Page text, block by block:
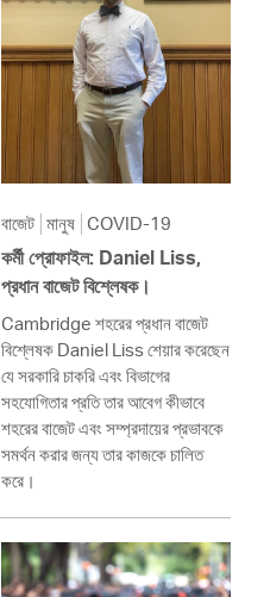
বাজেট মানুষ COVID-19
কর্মী প্রোফাইল: Daniel Liss,
প্রধান বাজেট বিশ্লেষক।
Cambridge শহরের প্রধান বাজেট
বিশ্লেষক Daniel Liss শেয়ার করেছেন
যে সরকারি চাকরি এবং বিভাগের
সহযোগিতার প্রতি তার আবেগ কীভাবে
শহরের বাজেট এবং সম্প্রদায়ের প্রভাবকে
সমর্থন করার জন্য তার কাজকে চালিত
করে।